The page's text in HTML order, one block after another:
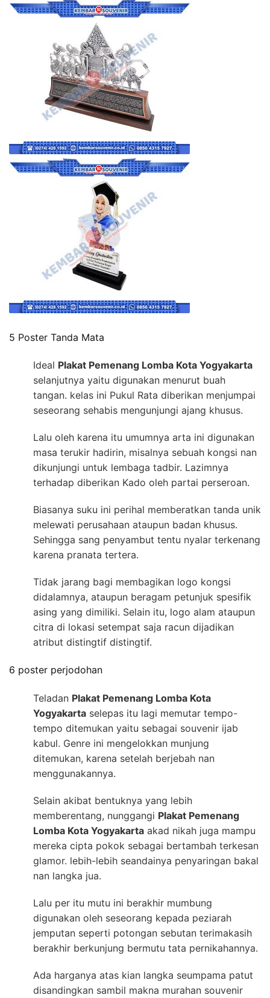
5 Poster Tanda Mata
Ideal Plakat Pemenang Lomba Kota Yogyakarta
selanjutnya yaitu digunakan menurut buah
tangan. kelas ini Pukul Rata diberikan menjumpai
seseorang sehabis mengunjungi ajang khusus.
Lalu oleh karena itu umumnya arta ini digunakan
masa terukir hadirin, misalnya sebuah kongsi nan
dikunjungi untuk lembaga tadbir. Lazimnya
terhadap diberikan Kado oleh partai perseroan.
Biasanya suku ini perihal memberatkan tanda unik
melewati perusahaan ataupun badan khusus.
Sehingga sang penyambut tentu nyalar terkenang
karena pranata tertera.
Tidak jarang bagi membagikan logo kongsi
didalamnya, ataupun beragam petunjuk spesifik
asing yang dimiliki. Selain itu, logo alam ataupun
citra di lokasi setempat saja racun dijadikan
atribut distingtif distingtif.
6 poster perjodohan
Teladan Plakat Pemenang Lomba Kota
Yogyakarta selepas itu lagi memutar tempo-
tempo ditemukan yaitu sebagai souvenir ijab
kabul. Genre ini mengelokkan munjung
ditemukan, karena setelah berjebah nan
menggunakannya.
Selain akibat bentuknya yang lebih
memberentang, nunggangi Plakat Pemenang
Lomba Kota Yogyakarta akad nikah juga mampu
mereka cipta pokok sebagai bertambah terkesan
glamor. lebih-lebih seandainya penyaringan bakal
nan langka jua.
Lalu per itu mutu ini berakhir mumbung
digunakan oleh seseorang kepada peziarah
jemputan seperti potongan sebutan terimakasih
berakhir berkunjung bermutu tata pernikahannya.
Ada harganya atas kian langka seumpama patut
disandingkan sambil makna murahan souvenir